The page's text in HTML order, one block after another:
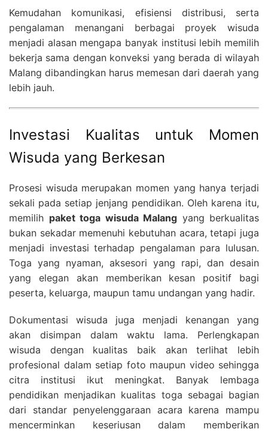
Kemudahan komunikasi, efisiensi distribusi, serta
pengalaman menangani berbagai proyek wisuda
menjadi alasan mengapa banyak institusi lebih memilih
bekerja sama dengan konveksi yang berada di wilayah
Malang dibandingkan harus memesan dari daerah yang
lebih jauh.
Investasi Kualitas untuk Momen
Wisuda yang Berkesan
Prosesi wisuda merupakan momen yang hanya terjadi
sekali pada setiap jenjang pendidikan. Oleh karena itu,
memilih paket toga wisuda Malang yang berkualitas
bukan sekadar memenuhi kebutuhan acara, tetapi juga
menjadi investasi terhadap pengalaman para lulusan.
Toga yang nyaman, aksesori yang rapi, dan desain
yang elegan akan memberikan kesan positif bagi
peserta, keluarga, maupun tamu undangan yang hadir.
Dokumentasi wisuda juga menjadi kenangan yang
akan disimpan dalam waktu lama. Perlengkapan
wisuda dengan kualitas baik akan terlihat lebih
profesional dalam setiap foto maupun video sehingga
citra institusi ikut meningkat. Banyak lembaga
pendidikan menjadikan kualitas toga sebagai bagian
dari standar penyelenggaraan acara karena mampu
mencerminkan keseriusan dalam memberikan